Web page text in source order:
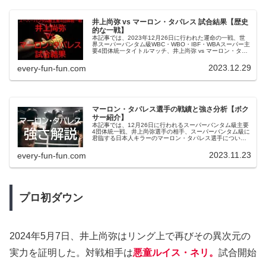
井上尚弥 vs マーロン・タパレス 試合結果【歴史
的な一戦】
本記事では、2023年12月26日に行われた運命の一戦、世
界スーパーバンタム級WBC・WBO・IBF・WBAスーパー主
要4団体統一タイトルマッチ、井上尚弥 vs マーロン・タパ
ボクシング界の注目を一身に集め、多くのファンが心待ち
にしていた一戦であった。井上尚弥の圧倒的なパフォーマ
れたのか、試合の詳細を振り返りながら、その結果につい
every-fun-fun.com 2023.12.29
マーロン・タパレス選手の戦績と強さ分析【ボク
サー紹介】
本記事では、12月26日に行われるスーパーバンタム級主要
4団体統一戦、井上尚弥選手の相手、スーパーバンタム級に
君臨する日本人キラーのマーロン・タパレス選手につい
every-fun-fun.com 2023.11.23
プロ初ダウン
2024年5月7日、井上尚弥はリング上で再びその異次元の
実力を証明した。対戦相手は悪童ルイス・ネリ。 試合開始